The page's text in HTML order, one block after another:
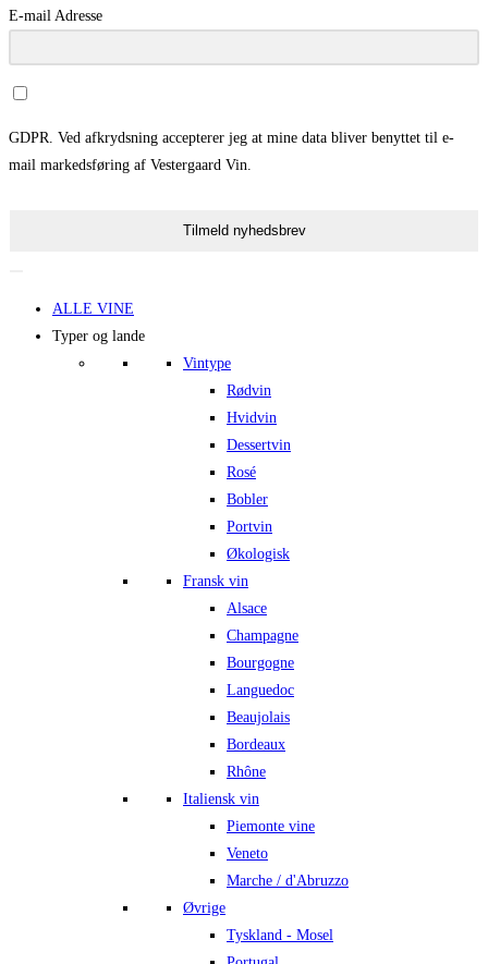
E-mail Adresse
GDPR. Ved afkrydsning accepterer jeg at mine data bliver benyttet til e-
mail markedsføring af Vestergaard Vin.
Tilmeld nyhedsbrev
ALLE VINE
Typer og lande
Vintype
Rødvin
Hvidvin
Dessertvin
Rosé
Bobler
Portvin
Økologisk
Fransk vin
Alsace
Champagne
Bourgogne
Languedoc
Beaujolais
Bordeaux
Rhône
Italiensk vin
Piemonte vine
Veneto
Marche / d'Abruzzo
Øvrige
Tyskland - Mosel